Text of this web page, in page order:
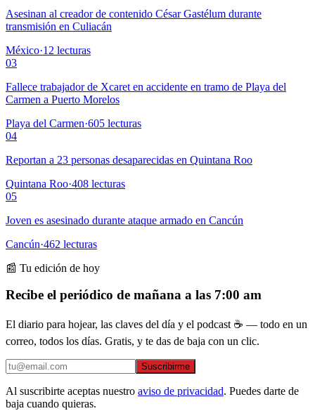
Asesinan al creador de contenido César Gastélum durante
transmisión en Culiacán
México·12 lecturas
03
Fallece trabajador de Xcaret en accidente en tramo de Playa del
Carmen a Puerto Morelos
Playa del Carmen·605 lecturas
04
Reportan a 23 personas desaparecidas en Quintana Roo
Quintana Roo·408 lecturas
05
Joven es asesinado durante ataque armado en Cancún
Cancún·462 lecturas
📰 Tu edición de hoy
Recibe el periódico de mañana a las 7:00 am
El diario para hojear, las claves del día y el podcast ☕ — todo en un
correo, todos los días. Gratis, y te das de baja con un clic.
Suscribirme
Al suscribirte aceptas nuestro aviso de privacidad. Puedes darte de
baja cuando quieras.